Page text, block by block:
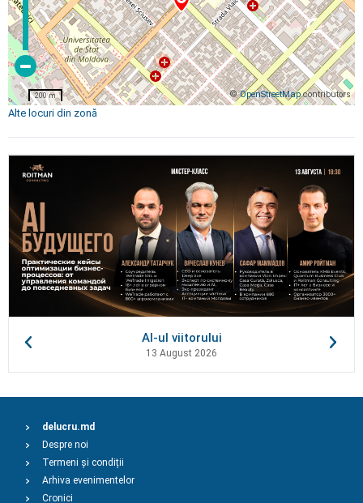
©OpenStreetMapcontributors
200 m
Alte locuri din zonă
AI-ul viitorului
13 August 2026
delucru.md
Despre noi
Termeni și condiții
Arhiva evenimentelor
Cronici